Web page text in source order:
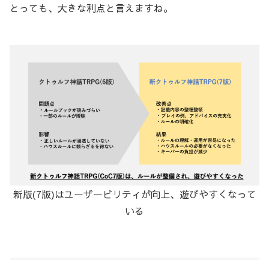
とっても、大きな利点と言えますね。
新版(7版)はユーザービリティが向上、遊びやすくなって
いる